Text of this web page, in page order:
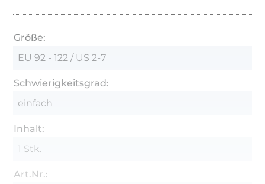
Größe:
EU 92 - 122 / US 2-7
Schwierigkeitsgrad:
einfach
Inhalt:
1 Stk.
Art.Nr.: